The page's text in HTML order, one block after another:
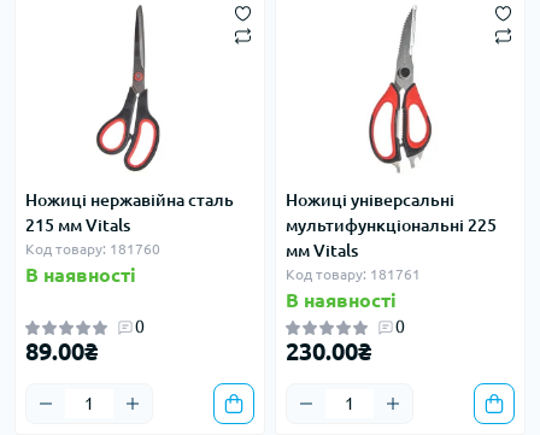
Ножиці нержавійна сталь
215 мм Vitals
Код товару: 181760
В наявності
0
89.00₴
Ножиці універсальні
мультифункціональні 225
мм Vitals
Код товару: 181761
В наявності
0
230.00₴